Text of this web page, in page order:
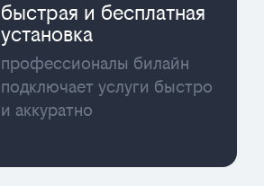
быстрая и бесплатная
установка
профессионалы билайн
подключает услуги быстро
и аккуратно